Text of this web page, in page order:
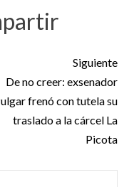
Siguiente
De no creer: exsenador
frenó con tutela su
traslado a la cárcel La
Picota